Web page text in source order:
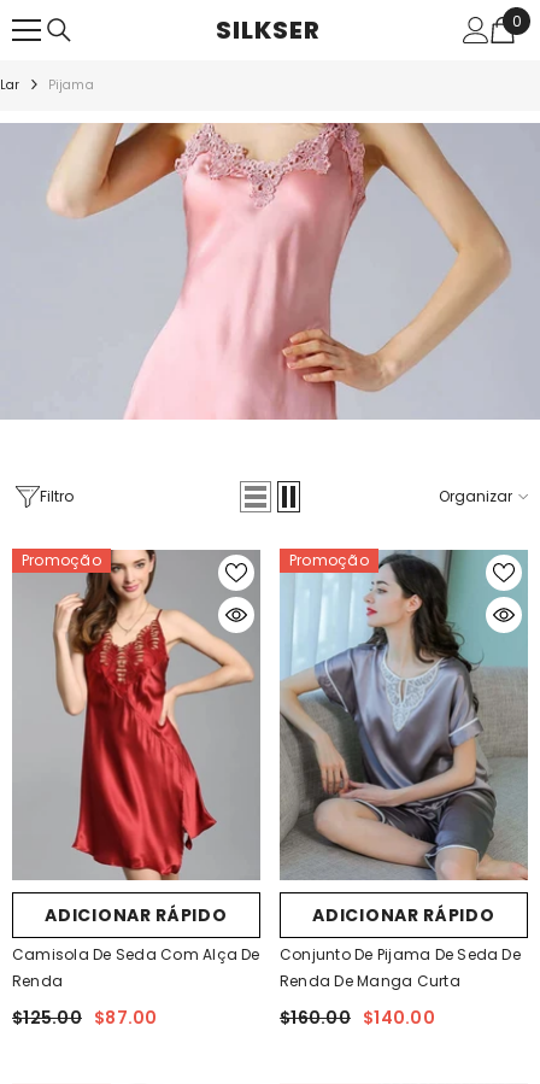
PULAR PARA O CONTEÚDO SILKSER 0
0
Lar Pijama
Filtro Organizar
Promoção
ADICIONAR RÁPIDO
Camisola De Seda Com Alça De
Renda
$125.00 $87.00
Promoção
ADICIONAR RÁPIDO
Conjunto De Pijama De Seda De
Renda De Manga Curta
$160.00 $140.00